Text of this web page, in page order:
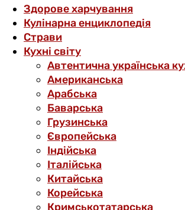
Здорове харчування
Кулінарна енциклопедія
Страви
Кухні світу
Автентична українська
Американська
Арабська
Баварська
Грузинська
Європейська
Індійська
Італійська
Китайська
Корейська
Кримськотатарська